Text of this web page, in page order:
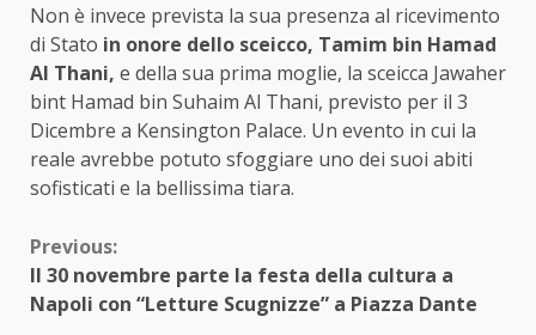
Non è invece prevista la sua presenza al ricevimento
di Stato in onore dello sceicco, Tamim bin Hamad
Al Thani, e della sua prima moglie, la sceicca Jawaher
bint Hamad bin Suhaim Al Thani, previsto per il 3
Dicembre a Kensington Palace. Un evento in cui la
reale avrebbe potuto sfoggiare uno dei suoi abiti
sofisticati e la bellissima tiara.
Continue
Reading
Previous:
Il 30 novembre parte la festa della cultura a
Napoli con “Letture Scugnizze” a Piazza Dante